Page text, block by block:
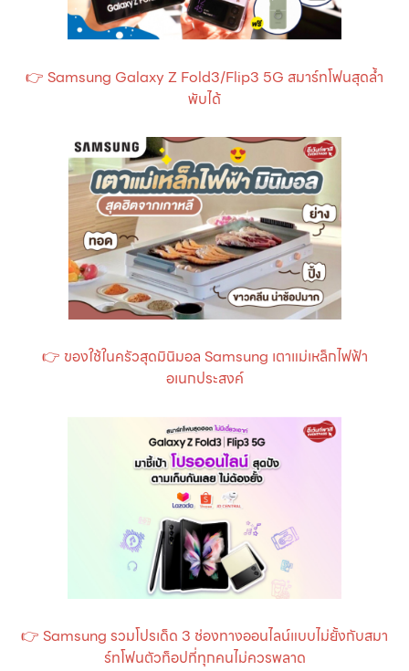
👉 Samsung Galaxy Z Fold3/Flip3 5G สมาร์ทโฟนสุดล้ำ
พับได้
👉 ของใช้ในครัวสุดมินิมอล Samsung เตาแม่เหล็กไฟฟ้า
อเนกประสงค์
👉 Samsung รวมโปรเด็ด 3 ช่องทางออนไลน์แบบไม่ยั้งกับสมา
ร์ทโฟนตัวท็อปที่ทุกคนไม่ควรพลาด